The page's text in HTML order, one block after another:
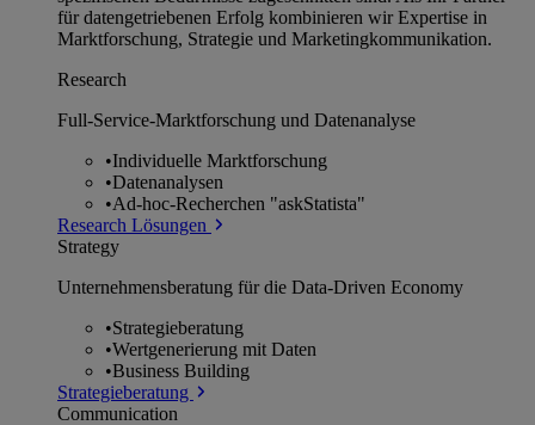
für datengetriebenen Erfolg kombinieren wir Expertise in
Marktforschung, Strategie und Marketingkommunikation.
Research
Full-Service-Marktforschung und Datenanalyse
•Individuelle Marktforschung
•Datenanalysen
•Ad-hoc-Recherchen "askStatista"
Research Lösungen
Strategy
Unternehmens­beratung für die Data-Driven Economy
•Strategieberatung
•Wertgenerierung mit Daten
•Business Building
Strategieberatung
Communication